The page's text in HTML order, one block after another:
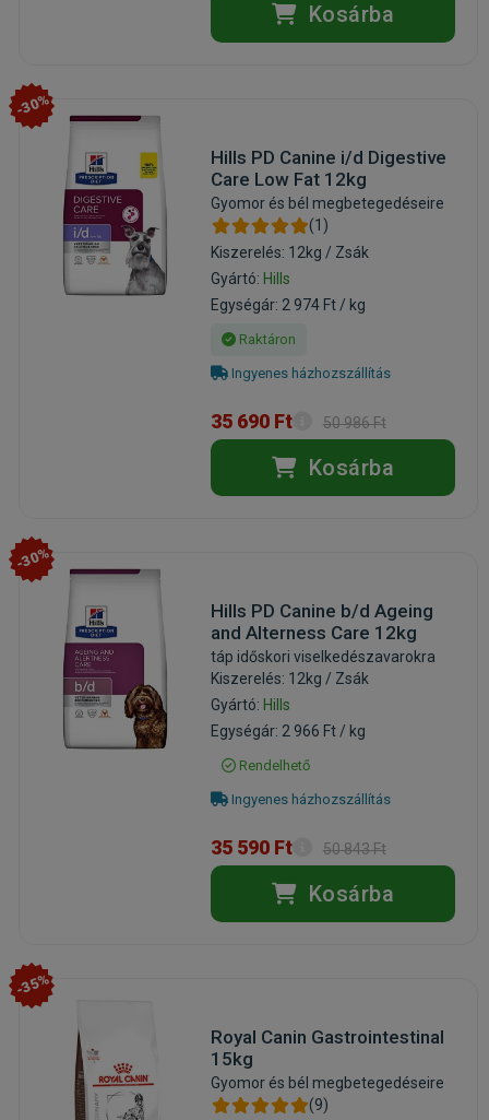
Kosárba
-30%
Hills PD Canine i/d Digestive
Care Low Fat 12kg
Gyomor és bél megbetegedéseire
(1)
Kiszerelés: 12kg / Zsák
Gyártó: Hills
Egységár: 2 974 Ft / kg
Raktáron
Ingyenes házhozszállítás
35 690 Ft 50 986 Ft
Kosárba
-30%
Hills PD Canine b/d Ageing
and Alterness Care 12kg
táp időskori viselkedészavarokra
Kiszerelés: 12kg / Zsák
Gyártó: Hills
Egységár: 2 966 Ft / kg
Rendelhető
Ingyenes házhozszállítás
35 590 Ft 50 843 Ft
Kosárba
-35%
Royal Canin Gastrointestinal
15kg
Gyomor és bél megbetegedéseire
(9)